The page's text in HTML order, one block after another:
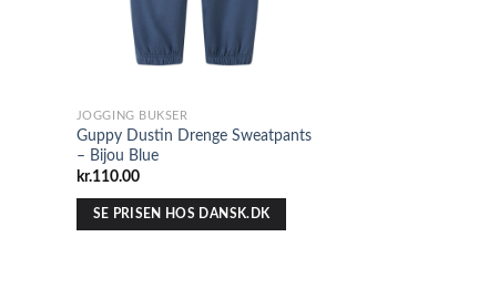
JOGGING BUKSER
Guppy Dustin Drenge Sweatpants
– Bijou Blue
kr.110.00
SE PRISEN HOS DANSK.DK